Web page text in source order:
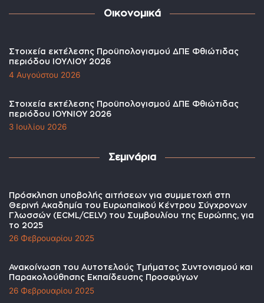
Οικονομικά
Στοιχεία εκτέλεσης Προϋπολογισμού ΔΠΕ Φθιώτιδας
περιόδου ΙΟΥΛΙΟΥ 2026
4 Αυγούστου 2026
Στοιχεία εκτέλεσης Προϋπολογισμού ΔΠΕ Φθιώτιδας
περιόδου ΙΟΥΝΙΟΥ 2026
3 Ιουλίου 2026
Σεμινάρια
Πρόσκληση υποβολής αιτήσεων για συμμετοχή στη
Θερινή Ακαδημία του Ευρωπαϊκού Κέντρου Σύγχρονων
Γλωσσών (ECML/CELV) του Συμβουλίου της Ευρώπης, για
το 2025
26 Φεβρουαρίου 2025
Ανακοίνωση του Αυτοτελούς Τμήματος Συντονισμού και
Παρακολούθησης Εκπαίδευσης Προσφύγων
26 Φεβρουαρίου 2025